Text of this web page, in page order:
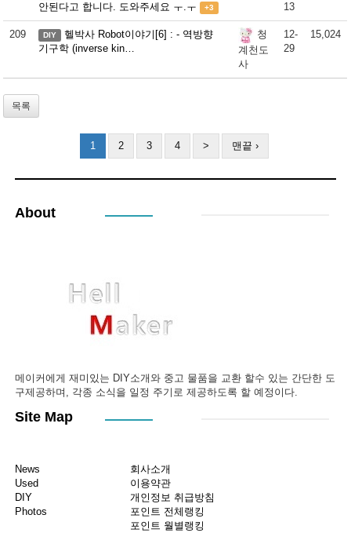
안된다고 합니다. 도와주세요 ㅜ.ㅜ
+3
13
209 DIY
헬박사 Robot이야기[6] : - 역방향
기구학 (inverse kin…
청
계천도
사
12-
29
15,024
목록
1 2 3 4 > 맨끝 ›
About
메이커에게 재미있는 DIY소개와 중고 물품을 교환 할수 있는 간단한 도
구제공하며, 각종 소식을 일정 주기로 제공하도록 할 예정이다.
Site Map
News
Used
DIY
Photos
회사소개
이용약관
개인정보 취급방침
포인트 전체랭킹
포인트 월별랭킹